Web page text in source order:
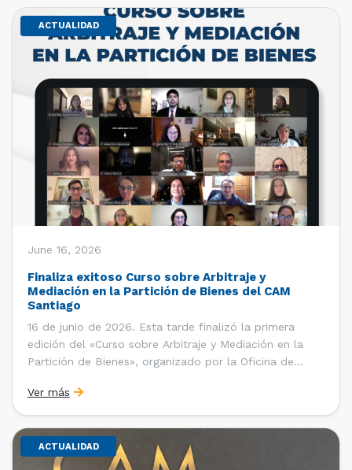
ACTUALIDAD
June 16, 2026
Finaliza exitoso Curso sobre Arbitraje y
Mediación en la Partición de Bienes del CAM
Santiago
16 de junio de 2026. Esta tarde finalizó la primera
edición del «Curso sobre Arbitraje y Mediación en la
Partición de Bienes», organizado por la Oficina de
Arbitraje y Mediación (CAM) de la Cámara de Comercio
de Santiago (CCS). El curso contó con […]
Ver más
ACTUALIDAD